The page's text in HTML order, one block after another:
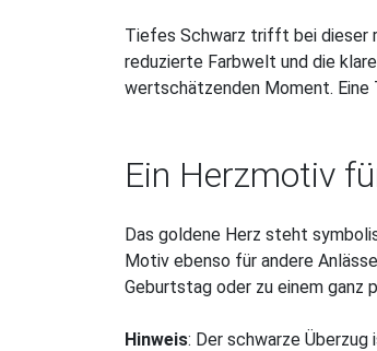
Tiefes Schwarz trifft bei dieser
reduzierte Farbwelt und die
wertschätzenden Moment. Eine
Ein Herzmotiv
Das goldene Herz steht
Motiv ebenso für andere
Geburtstag oder zu einem ganz
Hinweis: Der schwarze